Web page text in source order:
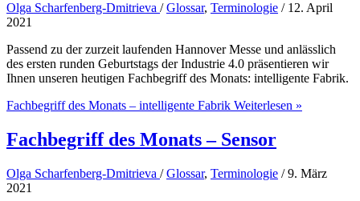
Olga Scharfenberg-Dmitrieva /Glossar, Terminologie / 12. April
2021
Passend zu der zurzeit laufenden Hannover Messe und anlässlich
des ersten runden Geburtstags der Industrie 4.0 präsentieren wir
Ihnen unseren heutigen Fachbegriff des Monats: intelligente Fabrik.
Fachbegriff des Monats – intelligente Fabrik Weiterlesen »
Fachbegriff des Monats – Sensor
Olga Scharfenberg-Dmitrieva /Glossar, Terminologie /9. März
2021